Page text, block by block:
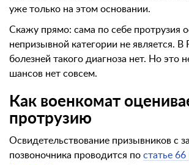
уже только на этом основании.
Скажу прямо: сама по себе протрузия
непризывной категории не является. В
болезней такого диагноза нет. Но это
шансов нет совсем.
Как военкомат
протрузию
Освидетельствование призывников с
позвоночника проводится по статье